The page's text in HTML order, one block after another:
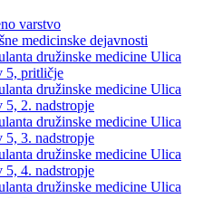
varstvo
medicinske dejavnosti
družinske medicine Ulica
5, pritličje
družinske medicine Ulica
5, 2. nadstropje
družinske medicine Ulica
5, 3. nadstropje
družinske medicine Ulica
5, 4. nadstropje
družinske medicine Ulica